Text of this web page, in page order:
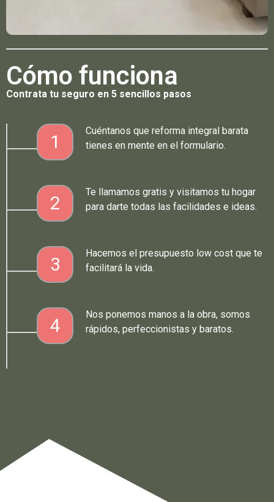
Cómo funciona
Contrata tu seguro en 5 sencillos pasos
1
Cuéntanos que reforma integral barata
tienes en mente en el formulario.
2
Te llamamos gratis y visitamos tu hogar
para darte todas las facilidades e ideas.
3
Hacemos el presupuesto low cost que te
facilitará la vida.
4
Nos ponemos manos a la obra, somos
rápidos, perfeccionistas y baratos.